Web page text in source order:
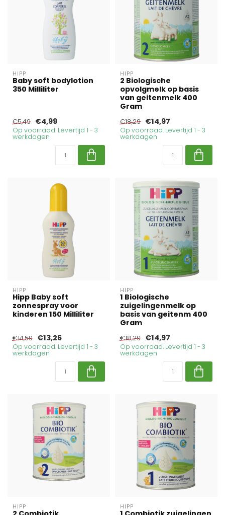
HIPP
Baby soft bodylotion
350 Milliliter
€5,49 €4,99
Op voorraad. Levertijd 1 - 3
werkdagen
HIPP
2 Biologische
opvolgmelk op basis
van geitenmelk 400
Gram
€18,29 €14,97
Op voorraad. Levertijd 1 - 3
werkdagen
HIPP
Hipp Baby soft
zonnespray voor
kinderen 150 Milliliter
€14,59 €13,26
Op voorraad. Levertijd 1 - 3
werkdagen
HIPP
1 Biologische
zuigelingenmelk op
basis van geitenm 400
Gram
€18,29 €14,97
Op voorraad. Levertijd 1 - 3
werkdagen
HIPP HIPP